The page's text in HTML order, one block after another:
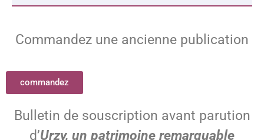
Commandez une ancienne publication
commandez
Bulletin de souscription avant parution
d’Urzy, un patrimoine remarquable